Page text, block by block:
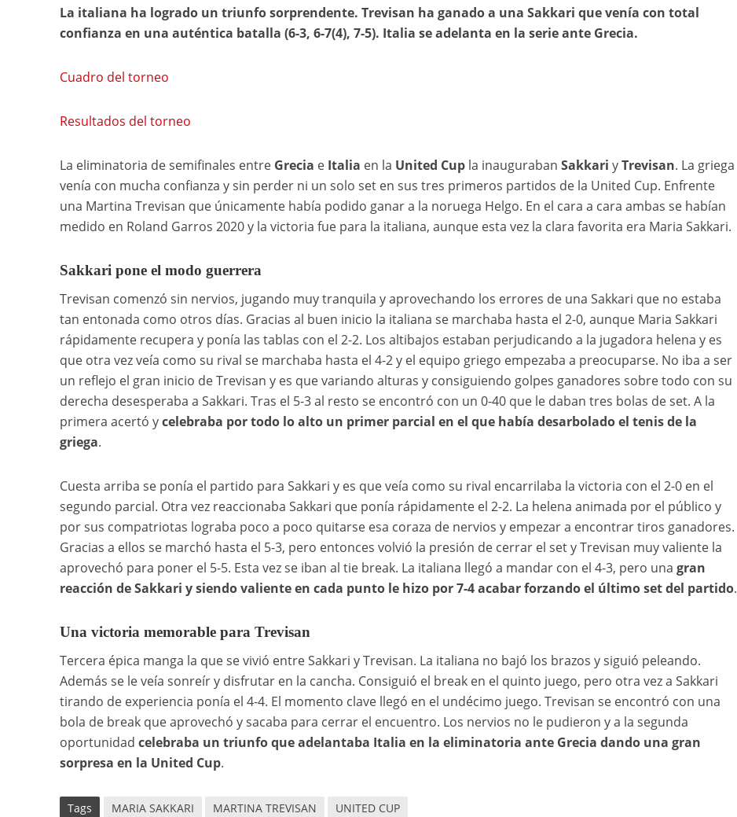
La italiana ha logrado un triunfo sorprendente. Trevisan ha ganado a una Sakkari que venía con total
confianza en una auténtica batalla (6-3, 6-7(4), 7-5). Italia se adelanta en la serie ante Grecia.
Cuadro del torneo
Resultados del torneo
La eliminatoria de semifinales entre Grecia e Italia en la United Cupla inauguraban Sakkari yTrevisan. La griega
venía con mucha confianza y sin perder ni un solo set en sus tres primeros partidos de la United Cup. Enfrente
una Martina Trevisan que únicamente había podido ganar a la noruega Helgo. En el cara a cara ambas se habían
medido en Roland Garros 2020 y la victoria fue para la italiana, aunque esta vez la clara favorita era Maria Sakkari.
Sakkari pone el modo guerrera
Trevisan comenzó sin nervios, jugando muy tranquila y aprovechando los errores de una Sakkari que no estaba
tan entonada como otros días. Gracias al buen inicio la italiana se marchaba hasta el 2-0, aunque Maria Sakkari
rápidamente recupera y ponía las tablas con el 2-2. Los altibajos estaban perjudicando a la jugadora helena y es
que otra vez veía como su rival se marchaba hasta el 4-2 y el equipo griego empezaba a preocuparse. No iba a ser
un reflejo el gran inicio de Trevisan y es que variando alturas y consiguiendo golpes ganadores sobre todo con su
derecha desesperaba a Sakkari. Tras el 5-3 al resto se encontró con un 0-40 que le daban tres bolas de set. A la
primera acertó ycelebraba por todo lo alto un primer parcial en el que había desarbolado el tenis de la
griega.
Cuesta arriba se ponía el partido para Sakkari y es que veía como su rival encarrilaba la victoria con el 2-0 en el
segundo parcial. Otra vez reaccionaba Sakkari que ponía rápidamente el 2-2. La helena animada por el público y
por sus compatriotas lograba poco a poco quitarse esa coraza de nervios y empezar a encontrar tiros ganadores.
Gracias a ellos se marchó hasta el 5-3, pero entonces volvió la presión de cerrar el set y Trevisan muy valiente la
aprovechó para poner el 5-5. Esta vez se iban al tie break. La italiana llegó a mandar con el 4-3, pero una gran
reacción de Sakkari y siendo valiente en cada punto le hizo por 7-4 acabar forzando el último set del partido.
Una victoria memorable para Trevisan
Tercera épica manga la que se vivió entre Sakkari y Trevisan. La italiana no bajó los brazos y siguió peleando.
Además se le veía sonreír y disfrutar en la cancha. Consiguió el break en el quinto juego, pero otra vez a Sakkari
tirando de experiencia ponía el 4-4. El momento clave llegó en el undécimo juego. Trevisan se encontró con una
bola de break que aprovechó y sacaba para cerrar el encuentro. Los nervios no le pudieron y a la segunda
oportunidad celebraba un triunfo que adelantaba Italia en la eliminatoria ante Grecia dando una gran
sorpresa en la United Cup.
Tags MARIA SAKKARI MARTINA TREVISAN UNITED CUP